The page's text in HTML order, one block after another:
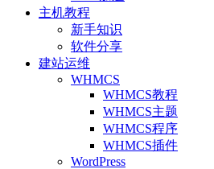
主机教程
新手知识
软件分享
建站运维
WHMCS
WHMCS教程
WHMCS主题
WHMCS程序
WHMCS插件
WordPress